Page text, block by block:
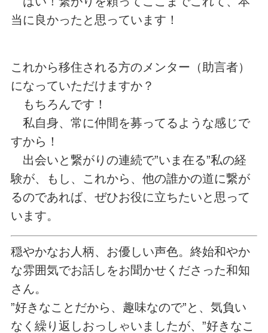
当に良かったと思っています！
これから移住される方のメンター（助言者）
になっていただけますか？
もちろんです！
私自身、常に仲間を募ってるような感じで
すから！
出会いと繋がりの連続で”いま在る”私の経
験が、もし、これから、他の誰かの道に繋が
るのであれば、ぜひお役に立ちたいと思って
います。
穏やかなお人柄、お優しい声色。終始和やか
な雰囲気でお話しをお聞かせくださった和知
さん。
”好きなことだから、趣味なので”と、気負い
なく繰り返しおっしゃいましたが、”好きなこ